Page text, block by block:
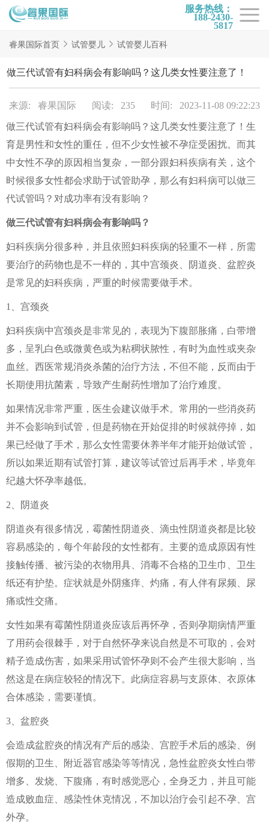
服务热线：
188-2430-
5817
首页
试管项目
试管百科
试管医院
睿果国际
睿果国际首页 试管婴儿 试管婴儿百科
做三代试管有妇科病会有影响吗？这几类女性要注意了！
来源: 睿果国际 阅读: 235 时间: 2023-11-08 09:22:23
做三代试管有妇科病会有影响吗？这几类女性要注意了！生
育是男性和女性的重任，但不少女性被不孕症受困扰。而其
中女性不孕的原因相当复杂，一部分跟妇科疾病有关，这个
时候很多女性都会求助于试管助孕，那么有妇科病可以做三
代试管吗？对成功率有没有影响？
做三代试管有妇科病会有影响吗？
妇科疾病分很多种，并且依照妇科疾病的轻重不一样，所需
要治疗的药物也是不一样的，其中宫颈炎、阴道炎、盆腔炎
是常见的妇科疾病，严重的时候需要做手术。
1、宫颈炎
妇科疾病中宫颈炎是非常见的，表现为下腹部胀痛，白带增
多，呈乳白色或微黄色或为粘稠状脓性，有时为血性或夹杂
血丝。西医常规消炎杀菌的治疗方法，不但不能，反而由于
长期使用抗菌素，导致产生耐药性增加了治疗难度。
如果情况非常严重，医生会建议做手术。常用的一些消炎药
并不会影响到试管，但是药物在开始促排的时候就停掉，如
果已经做了手术，那么女性需要休养半年才能开始做试管，
所以如果近期有试管打算，建议等试管过后再手术，毕竟年
纪越大怀孕率越低。
2、阴道炎
阴道炎有很多情况，霉菌性阴道炎、滴虫性阴道炎都是比较
容易感染的，每个年龄段的女性都有。主要的造成原因有性
接触传播、被污染的衣物用具、消毒不合格的卫生巾、卫生
纸还有护垫。症状就是外阴瘙痒、灼痛，有人伴有尿频、尿
痛或性交痛。
女性如果有霉菌性阴道炎应该后再怀孕，否则孕期病情严重
了用药会很棘手，对于自然怀孕来说自然是不可取的，会对
精子造成伤害，如果采用试管怀孕则不会产生很大影响，当
然这是在病症较轻的情况下。此病症容易与支原体、衣原体
合体感染，需要谨慎。
3、盆腔炎
会造成盆腔炎的情况有产后的感染、宫腔手术后的感染、例
假期的卫生、附近器官感染等等情况，急性盆腔炎女性白带
增多、发烧、下腹痛，有时感觉恶心，全身乏力，并且可能
造成败血症、感染性休克情况，不加以治疗会引起不孕、宫
外孕。